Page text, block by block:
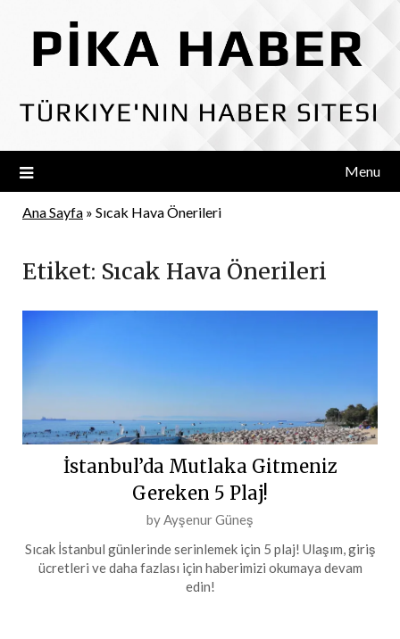
content
Menu
Ana Sayfa » Sıcak Hava Önerileri
Etiket: Sıcak Hava Önerileri
İstanbul’da Mutlaka Gitmeniz
Gereken 5 Plaj!
Posted
on
4
Temmuz
byAyşenur Güneş
Sıcak İstanbul günlerinde serinlemek için 5 plaj! Ulaşım, giriş
ücretleri ve daha fazlası için haberimizi okumaya devam
edin!